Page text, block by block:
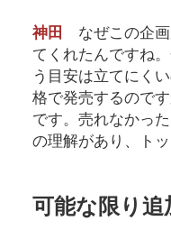
神田
なぜこの企画
てくれたんですね
う目安は立てにく
格で発売するので
です。売れなかっ
の理解があり、ト
可能な限り追